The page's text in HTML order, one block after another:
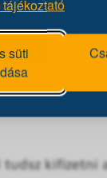
süti
is részt
miatt
így majd
kifizetni